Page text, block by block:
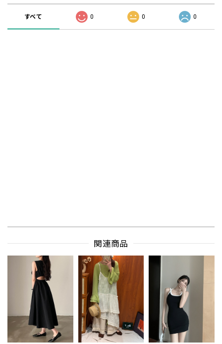
すべて 0 0 0
関連商品